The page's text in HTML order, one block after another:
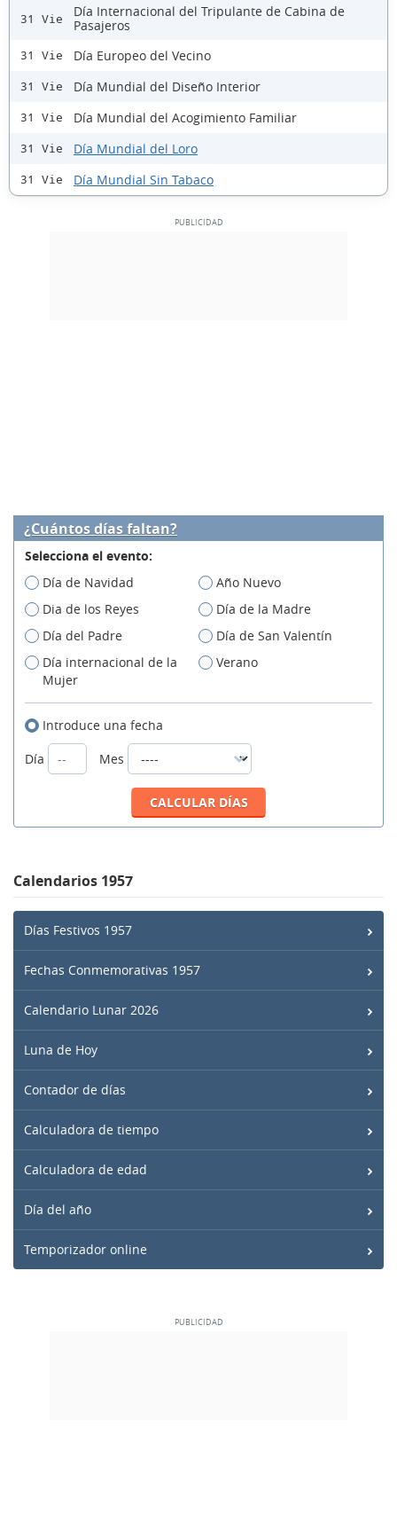
31 Vie
Día Internacional del Tripulante de Cabina de
Pasajeros
31 Vie Día Europeo del Vecino
31 Vie Día Mundial del Diseño Interior
31 Vie Día Mundial del Acogimiento Familiar
31 Vie Día Mundial del Loro
31 Vie Día Mundial Sin Tabaco
¿Cuántos días faltan?
Selecciona el evento:
Día de Navidad
Año Nuevo
Dia de los Reyes
Día de la Madre
Día del Padre
Día de San Valentín
Día internacional de la
Mujer
Verano
Introduce una fecha
Día
Mes
Calendarios 1957
Días Festivos 1957
Fechas Conmemorativas 1957
Calendario Lunar 2026
Luna de Hoy
Contador de días
Calculadora de tiempo
Calculadora de edad
Día del año
Temporizador online